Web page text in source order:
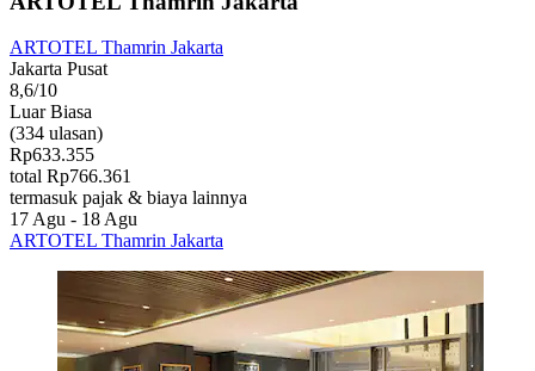
ARTOTEL Thamrin Jakarta
Jakarta Pusat
8,6/10
Luar Biasa
(334 ulasan)
Rp633.355
total Rp766.361
termasuk pajak & biaya lainnya
17 Agu - 18 Agu
ARTOTEL Thamrin Jakarta